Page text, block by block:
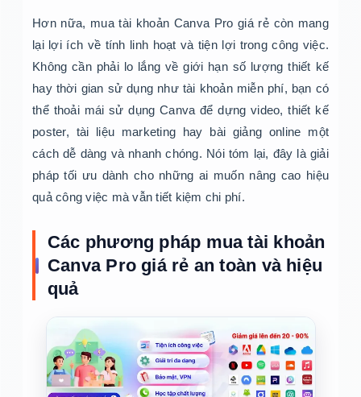
Hơn nữa, mua tài khoản Canva Pro giá rẻ còn mang
lại lợi ích về tính linh hoạt và tiện lợi trong công việc.
Không cần phải lo lắng về giới hạn số lượng thiết kế
hay thời gian sử dụng như tài khoản miễn phí, bạn có
thể thoải mái sử dụng Canva để dựng video, thiết kế
poster, tài liệu marketing hay bài giảng online một
cách dễ dàng và nhanh chóng. Nói tóm lại, đây là giải
pháp tối ưu dành cho những ai muốn nâng cao hiệu
quả công việc mà vẫn tiết kiệm chi phí.
Các phương pháp mua tài khoản
Canva Pro giá rẻ an toàn và hiệu
quả